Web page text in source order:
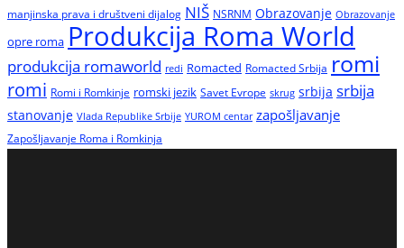
manjinska prava i društveni dijalog NIŠ NSRNM Obrazovanje Obrazovanje
opre roma Produkcija Roma World
produkcija romaworld redi Romacted Romacted Srbija romi
romi Romi i Romkinje romski jezik Savet Evrope skrug srbija srbija
stanovanje Vlada Republike Srbije YUROM centar zapošljavanje
Zapošljavanje Roma i Romkinja